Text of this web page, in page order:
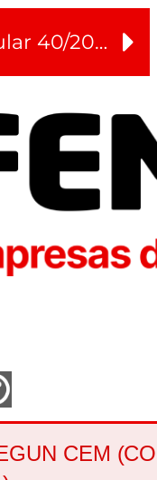
Circular 40/2024
CEM